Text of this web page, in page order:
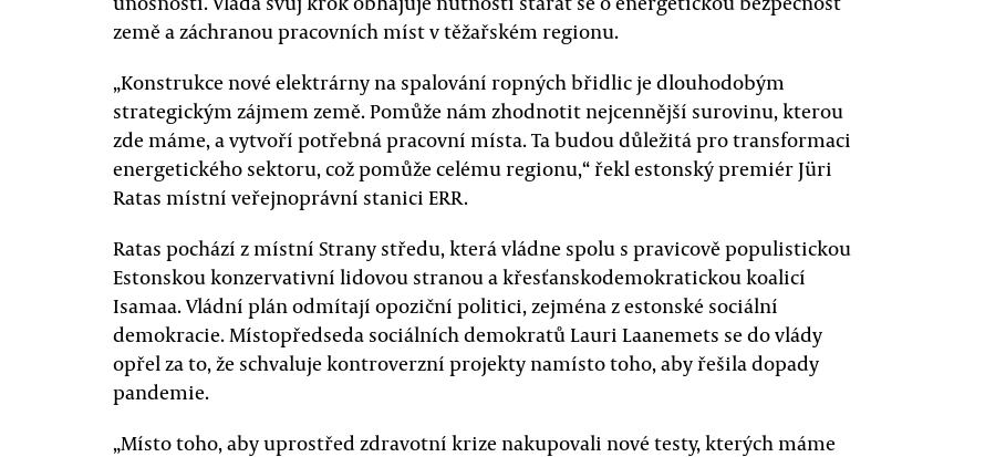
země a záchranou pracovních míst v těžařském regionu.
„Konstrukce nové elektrárny na spalování ropných břidlic je dlouhodobým
strategickým zájmem země. Pomůže nám zhodnotit nejcennější surovinu, kterou
zde máme, a vytvoří potřebná pracovní místa. Ta budou důležitá pro transformaci
energetického sektoru, což pomůže celému regionu,“ řekl estonský premiér Jüri
Ratas místní veřejnoprávní stanici ERR.
Ratas pochází z místní Strany středu, která vládne spolu s pravicově populistickou
Estonskou konzervativní lidovou stranou a křesťanskodemokratickou koalicí
Isamaa. Vládní plán odmítají opoziční politici, zejména z estonské sociální
demokracie. Místopředseda sociálních demokratů Lauri Laanemets se do vlády
opřel za to, že schvaluje kontroverzní projekty namísto toho, aby řešila dopady
pandemie.
„Místo toho, aby uprostřed zdravotní krize nakupovali nové testy, kterých máme